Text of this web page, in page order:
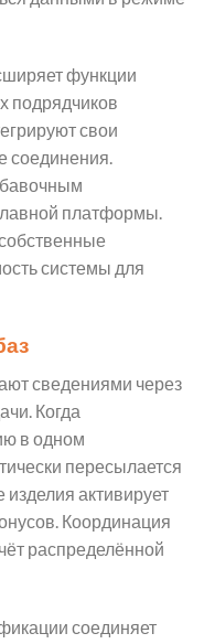
функции
подрядчиков
свои
соединения.
платформы.
системы для
сведениями через
Когда
в одном
пересылается
активирует
Координация
распределённой
соединяет